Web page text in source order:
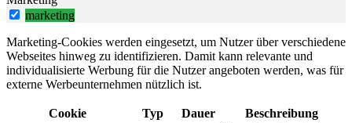
marketing
Marketing-Cookies werden eingesetzt, um Nutzer über verschiedene
Webseites hinweg zu identifizieren. Damit kann relevante und
individualisierte Werbung für die Nutzer angeboten werden, was für
externe Werbeunternehmen nützlich ist.
Cookie Typ Dauer Beschreibung